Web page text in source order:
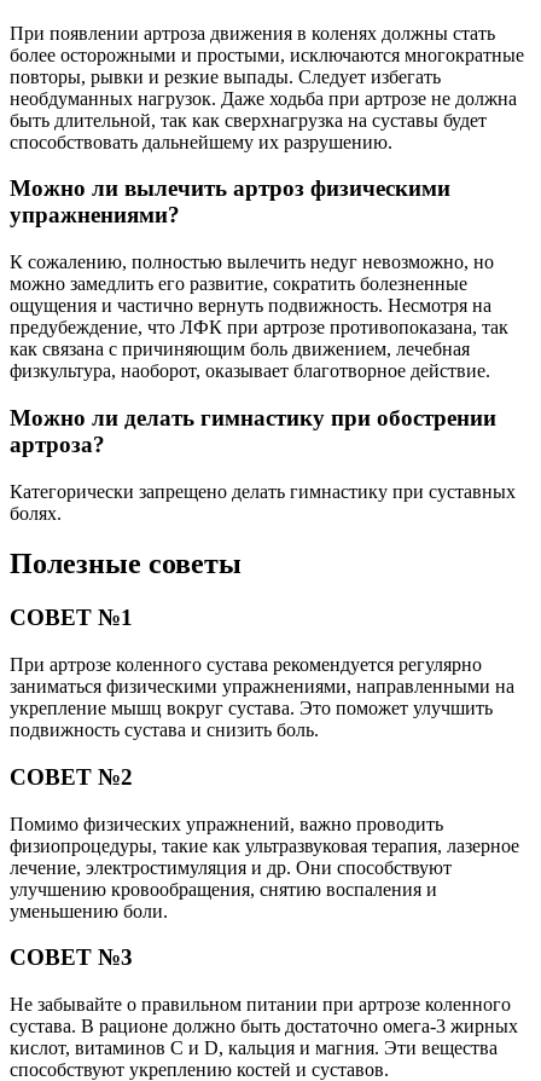
При появлении артроза движения в коленях должны стать
более осторожными и простыми, исключаются многократные
повторы, рывки и резкие выпады. Следует избегать
необдуманных нагрузок. Даже ходьба при артрозе не должна
быть длительной, так как сверхнагрузка на суставы будет
способствовать дальнейшему их разрушению.
Можно ли вылечить артроз физическими
упражнениями?
К сожалению, полностью вылечить недуг невозможно, но
можно замедлить его развитие, сократить болезненные
ощущения и частично вернуть подвижность. Несмотря на
предубеждение, что ЛФК при артрозе противопоказана, так
как связана с причиняющим боль движением, лечебная
физкультура, наоборот, оказывает благотворное действие.
Можно ли делать гимнастику при обострении
артроза?
Категорически запрещено делать гимнастику при суставных
болях.
Полезные советы
СОВЕТ №1
При артрозе коленного сустава рекомендуется регулярно
заниматься физическими упражнениями, направленными на
укрепление мышц вокруг сустава. Это поможет улучшить
подвижность сустава и снизить боль.
СОВЕТ №2
Помимо физических упражнений, важно проводить
физиопроцедуры, такие как ультразвуковая терапия, лазерное
лечение, электростимуляция и др. Они способствуют
улучшению кровообращения, снятию воспаления и
уменьшению боли.
СОВЕТ №3
Не забывайте о правильном питании при артрозе коленного
сустава. В рационе должно быть достаточно омега-3 жирных
кислот, витаминов С и D, кальция и магния. Эти вещества
способствуют укреплению костей и суставов.